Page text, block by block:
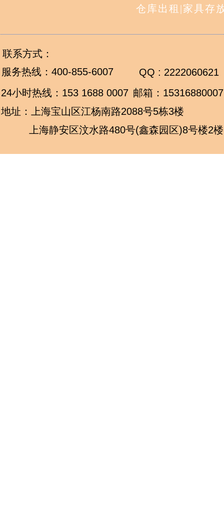
邮箱：
仓库出租 |家具存
服务热线： 400-855-6007
24小时热线： 153 1688 0007
QQ : 2222060621
上海静安区汶水路480号(鑫森园区)8号楼2楼
地址：上海宝山区江杨南路2088号5栋3楼
联系方式：